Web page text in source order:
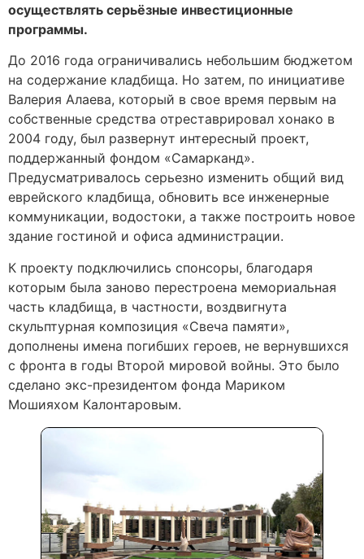
осуществлять серьёзные инвестиционные
программы.
До 2016 года ограничивались небольшим бюджетом
на содержание кладбища. Но затем, по инициативе
Валерия Алаева, который в свое время первым на
собственные средства отреставрировал хонако в
2004 году, был развернут интересный проект,
поддержанный фондом «Самарканд».
Предусматривалось серьезно изменить общий вид
еврейского кладбища, обновить все инженерные
коммуникации, водостоки, а также построить новое
здание гостиной и офиса администрации.
К проекту подключились спонсоры, благодаря
которым была заново перестроена мемориальная
часть кладбища, в частности, воздвигнута
скульптурная композиция «Свеча памяти»,
дополнены имена погибших героев, не вернувшихся
с фронта в годы Второй мировой войны. Это было
сделано экс-президентом фонда Мариком
Мошияхом Калонтаровым.